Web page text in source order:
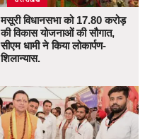
मसूरी विधानसभा को 17.80 करोड़
की विकास योजनाओं की सौगात,
सीएम धामी ने किया लोकार्पण-
शिलान्यास.